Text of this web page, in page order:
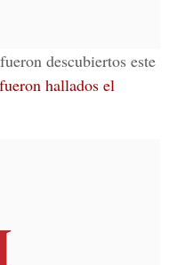
descubiertos este
fueron hallados el